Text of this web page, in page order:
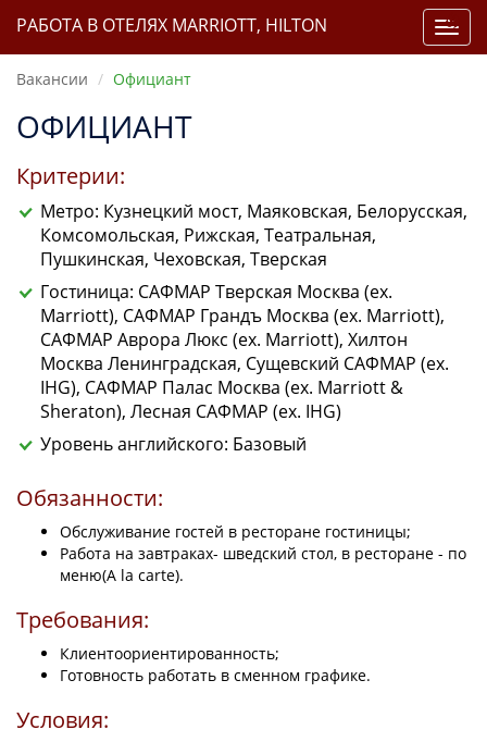
РАБОТА В ОТЕЛЯХ MARRIOTT, HILTON
Вакансии
Официант
ОФИЦИАНТ
Критерии:
Метро: Кузнецкий мост, Маяковская, Белорусская,
Комсомольская, Рижская, Театральная,
Пушкинская, Чеховская, Тверская
Гостиница: САФМАР Тверская Москва (ex.
Marriott), САФМАР Грандъ Москва (ex. Marriott),
САФМАР Аврора Люкс (ex. Marriott), Хилтон
Москва Ленинградская, Сущевский САФМАР (ex.
IHG), САФМАР Палас Москва (ex. Marriott &
Sheraton), Лесная САФМАР (ex. IHG)
Уровень английского: Базовый
Обязанности:
Обслуживание гостей в ресторане гостиницы;
Работа на завтраках- шведский стол, в ресторане - по
меню(A la carte).
Требования:
Клиентоориентированность;
Готовность работать в сменном графике.
Условия: